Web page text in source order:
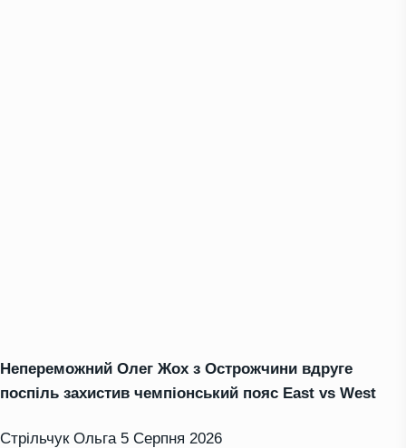
Непереможний Олег Жох з Острожчини вдруге
поспіль захистив чемпіонський пояс East vs West
Стрільчук Ольга 5 Серпня 2026